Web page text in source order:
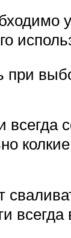
при
всегда
колкие